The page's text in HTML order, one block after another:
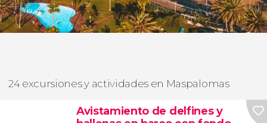
24 excursiones y actividades en Maspalomas
Avistamiento de delfines y